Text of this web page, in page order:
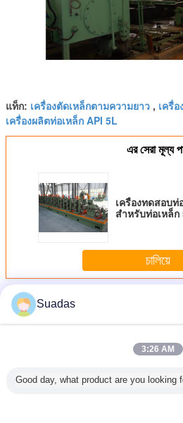
แท็ก: เครื่องตัดเหล็กตามความยาว , เครื่
เครื่องผลิตท่อเหล็ก API 5L
এর সেরা মূল্য
เครื่องทดสอบท่
สําหรับท่อเหล็ก
চালিয়ে
มากกว่าเครื่องผลิตท่อเหล็ก
ท่อเหล็ก
HRC CRC เครื่อง
เครื่องผลิตท่อ
Suadas
3:26 AM
Good day, what product are you looking